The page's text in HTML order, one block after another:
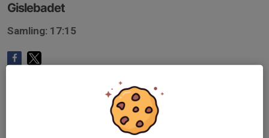
Gislebadet
Samling: 17:15